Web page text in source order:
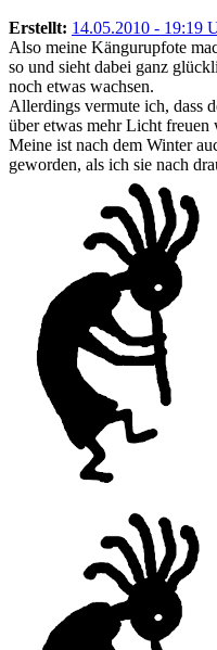
Erstellt: 14.05.2010 - 19:19
Also meine Kängurupfote
so und sieht dabei ganz
noch etwas wachsen.
Allerdings vermute ich, dass
über etwas mehr Licht freuen
Meine ist nach dem Winter
geworden, als ich sie nach